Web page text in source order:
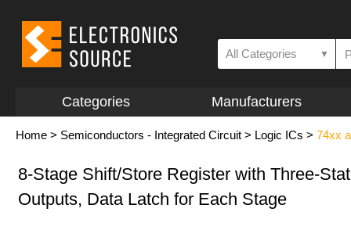
All Categories ▼
Categories Manufacturers
Home > Semiconductors - Integrated Circuit > Logic ICs > 74xx
8-Stage Shift/Store Register with Three-
Outputs, Data Latch for Each Stage